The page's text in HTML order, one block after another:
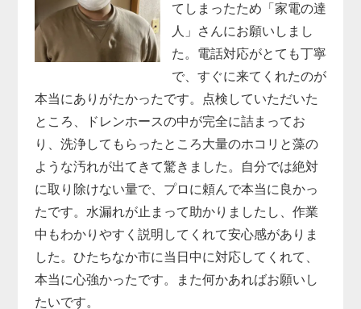
てしまったため「家電の達
人」さんにお願いしまし
た。電話対応がとても丁寧
で、すぐに来てくれたのが
本当にありがたかったです。点検していただいた
ところ、ドレンホースの中が完全に詰まってお
り、洗浄してもらったところ大量のホコリと藻の
ような汚れが出てきて驚きました。自分では絶対
に取り除けない量で、プロに頼んで本当に良かっ
たです。水漏れが止まって助かりましたし、作業
中もわかりやすく説明してくれて安心感がありま
した。ひたちなか市に当日中に対応してくれて、
本当に心強かったです。また何かあればお願いし
たいです。